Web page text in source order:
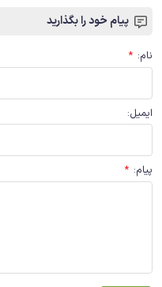
پیام خود را بگذارید
نام:
*
ایمیل:
پیام:
*